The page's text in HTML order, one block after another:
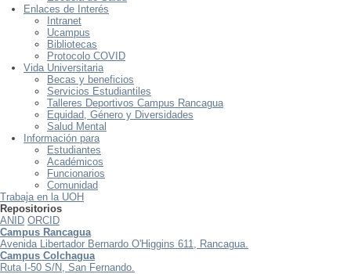
Enlaces de Interés
Intranet
Ucampus
Bibliotecas
Protocolo COVID
Vida Universitaria
Becas y beneficios
Servicios Estudiantiles
Talleres Deportivos Campus Rancagua
Equidad, Género y Diversidades
Salud Mental
Información para
Estudiantes
Académicos
Funcionarios
Comunidad
Trabaja en la UOH
Repositorios
ANID ORCID
Campus Rancagua
Avenida Libertador Bernardo O'Higgins 611, Rancagua.
Campus Colchagua
Ruta I-50 S/N, San Fernando.